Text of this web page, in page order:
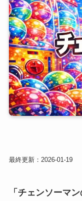
最終更新：2026-01-19
「チェンソーマ